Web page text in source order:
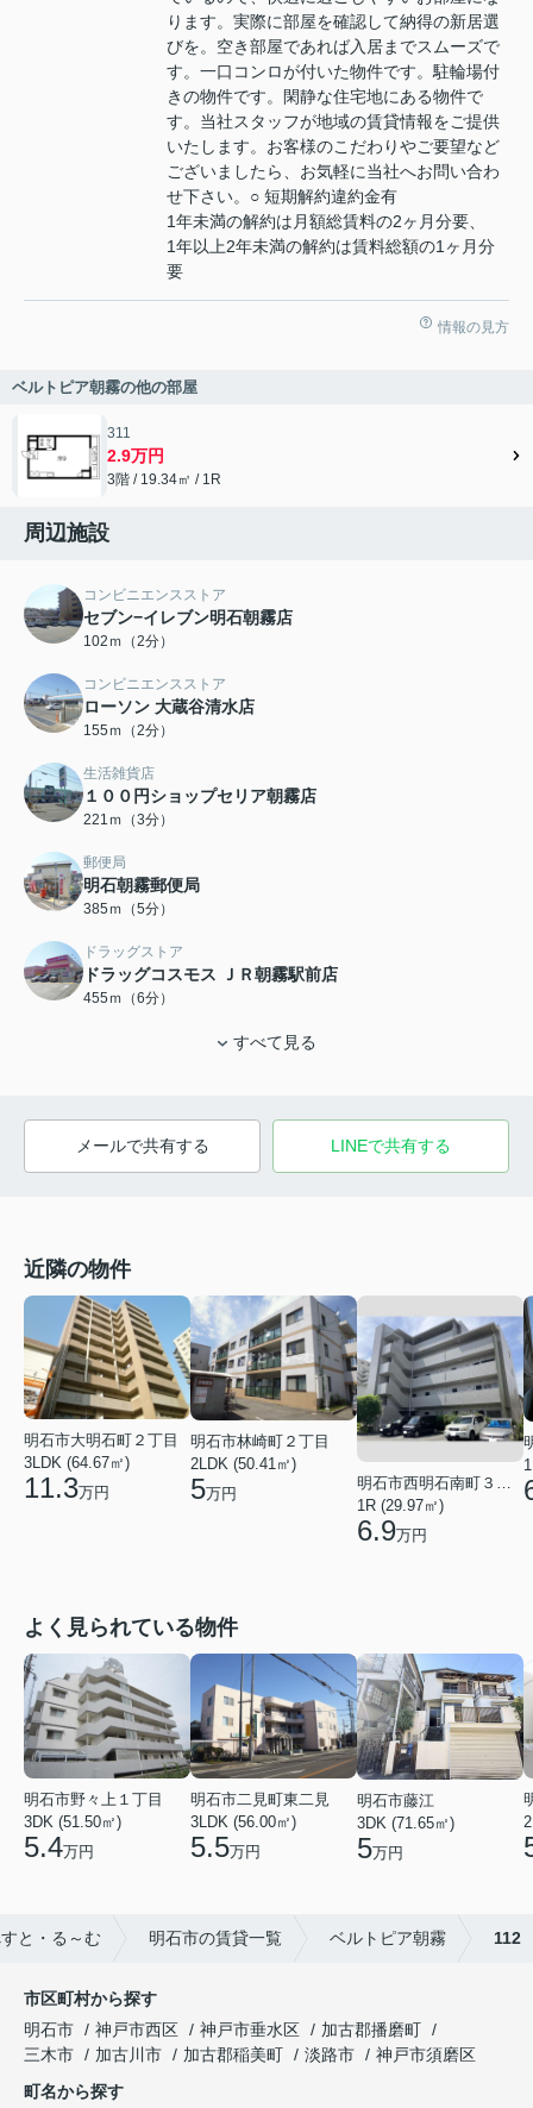
ります。実際に部屋を確認して納得の新居選
びを。空き部屋であれば入居までスムーズで
す。一口コンロが付いた物件です。駐輪場付
きの物件です。閑静な住宅地にある物件で
す。当社スタッフが地域の賃貸情報をご提供
いたします。お客様のこだわりやご要望など
ございましたら、お気軽に当社へお問い合わ
せ下さい。○ 短期解約違約金有
1年未満の解約は月額総賃料の2ヶ月分要、
1年以上2年未満の解約は賃料総額の1ヶ月分
要
情報の見方
ベルトピア朝霧の他の部屋
311
2.9万円
3階 / 19.34㎡ / 1R
周辺施設
コンビニエンスストア
セブン−イレブン明石朝霧店
102ｍ（2分）
コンビニエンスストア
ローソン 大蔵谷清水店
155ｍ（2分）
生活雑貨店
１００円ショップセリア朝霧店
221ｍ（3分）
郵便局
明石朝霧郵便局
385ｍ（5分）
ドラッグストア
ドラッグコスモス ＪＲ朝霧駅前店
455ｍ（6分）
すべて見る
メールで共有する LINEで共有する
近隣の物件
明石市大明石町２丁目
3LDK (64.67㎡)
11.3万円
明石市林崎町２丁目
2LDK (50.41㎡)
5万円
明石市西明石南町３丁目
1R (29.97㎡)
6.9万円
よく見られている物件
明石市野々上１丁目
3DK (51.50㎡)
5.4万円
明石市二見町東二見
3LDK (56.00㎡)
5.5万円
明石市藤江
3DK (71.65㎡)
5万円
と・る～む 明石市の賃貸一覧 ベルトピア朝霧 112
市区町村から探す
明石市
神戸市西区 神戸市垂水区
加古郡播磨町
三木市
加古川市 加古郡稲美町 淡路市
神戸市須磨区
町名から探す